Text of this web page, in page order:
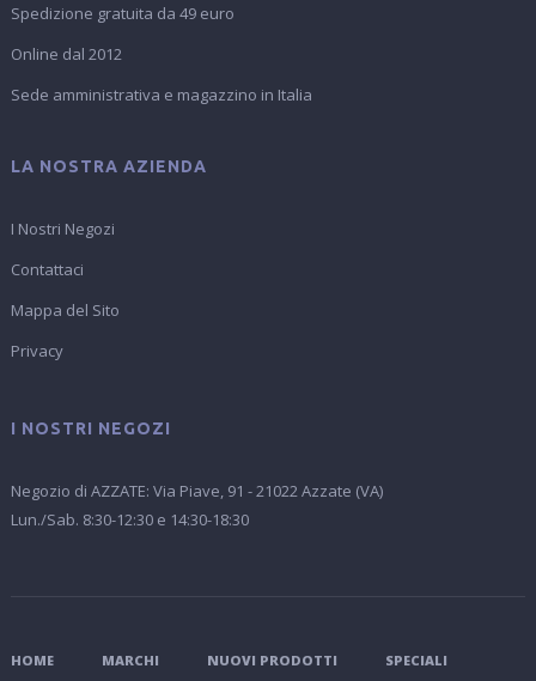
Spedizione gratuita da 49 euro
Online dal 2012
Sede amministrativa e magazzino in Italia
LA NOSTRA AZIENDA
I Nostri Negozi
Contattaci
Mappa del Sito
Privacy
I NOSTRI NEGOZI
Negozio di AZZATE: Via Piave, 91 - 21022 Azzate (VA)
Lun./Sab. 8:30-12:30 e 14:30-18:30
HOME MARCHI NUOVI PRODOTTI
SPECIALI